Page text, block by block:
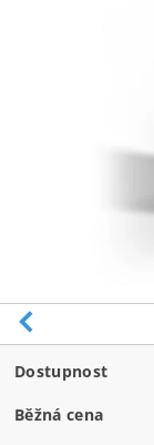
Dostupnost
Běžná cena